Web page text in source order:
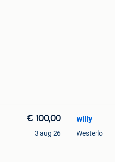
€ 100,00
3 aug 26
willy
Westerlo